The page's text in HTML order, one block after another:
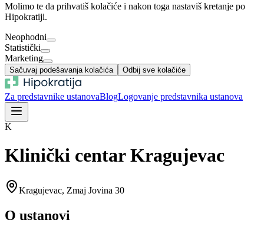
Molimo te da prihvatiš kolačiće i nakon toga nastaviš kretanje po
Hipokratiji.
Neophodni
Statistički
Marketing
Sačuvaj podešavanja kolačića Odbij sve kolačiće
Za predstavnike ustanovaBlogLogovanje predstavnika ustanova
K
Klinički centar Kragujevac
Kragujevac, Zmaj Jovina 30
O ustanovi